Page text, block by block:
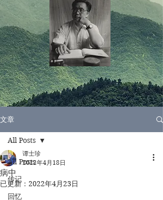
文章
All Posts
传记
回忆
All Posts
病中
谭士珍
2022年4月18日
已更新： 2022年4月23日